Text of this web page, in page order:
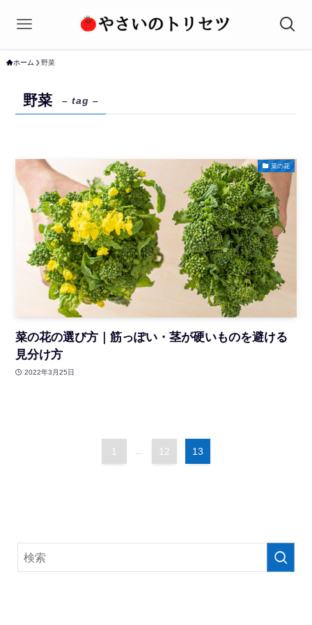
ホーム 野菜
野菜 – tag –
菜の花
菜の花の選び方｜筋っぽい・茎が硬いものを避ける
見分け方
2022年3月25日
1 ... 12 13